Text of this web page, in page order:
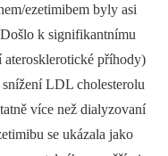
ezetimibem byly asi
k signifikantnímu
příhody)
snížení LDL cholesterolu
více než dialyzovaní
se ukázala jako